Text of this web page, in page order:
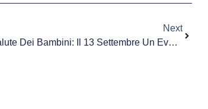
Next
Ambiente E Salute Dei Bambini: Il 13 Settembre Un Evento Per Le Famiglie A Vercelli